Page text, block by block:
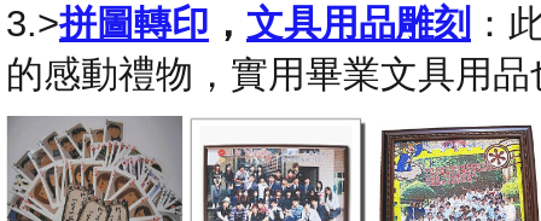
3.>拼圖轉印 ， 文具用品雕刻 ：
的感動禮物，實用畢業文具用